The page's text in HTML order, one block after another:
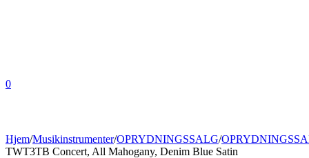
0
Hjem/Musikinstrumenter/OPRYDNINGSSALG/
TWT3TB Concert, All Mahogany, Denim Blue Satin